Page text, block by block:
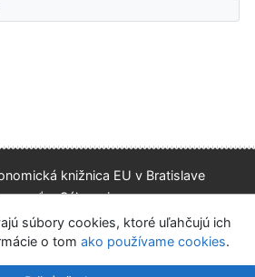
Súkromie
Napíšte nám Nastavenie cookies
knižnica EU v Bratislave
súbory cookies, ktoré uľahčujú ich
o tom ako používame cookies.